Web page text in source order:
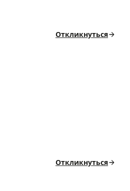
Откликнуться
Откликнуться